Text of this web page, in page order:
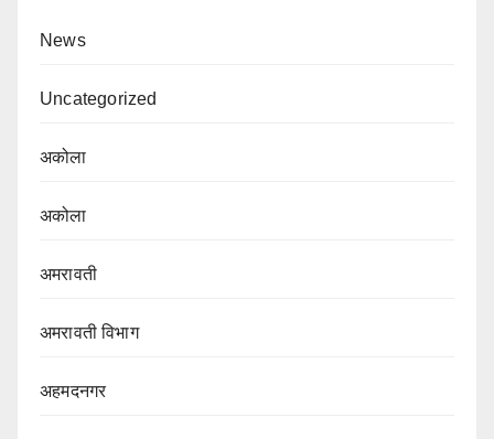
News
Uncategorized
अकोला
अकोला
अमरावती
अमरावती विभाग‌
अहमदनगर